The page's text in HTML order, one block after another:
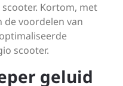
Kortom, met
de voordelen van
scooter.
geluid